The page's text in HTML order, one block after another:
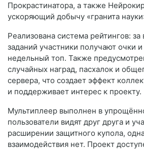
Прокрастинатора, а также
ускоряющий добычу «гранита
Реализована система рейтингов:
заданий участники получают очки
недельный топ. Также
случайных наград, пасхалок и
сервера, что создает эффект
и поддерживает интерес к проекту.
Мультиплеер выполнен в
пользователи видят друг друга и
расширении защитного купола,
взаимодействия нет. Проект